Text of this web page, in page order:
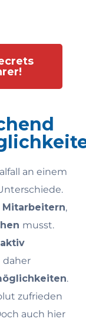
an einem
,
musst.
aktiv
daher
.
zufrieden
auch hier